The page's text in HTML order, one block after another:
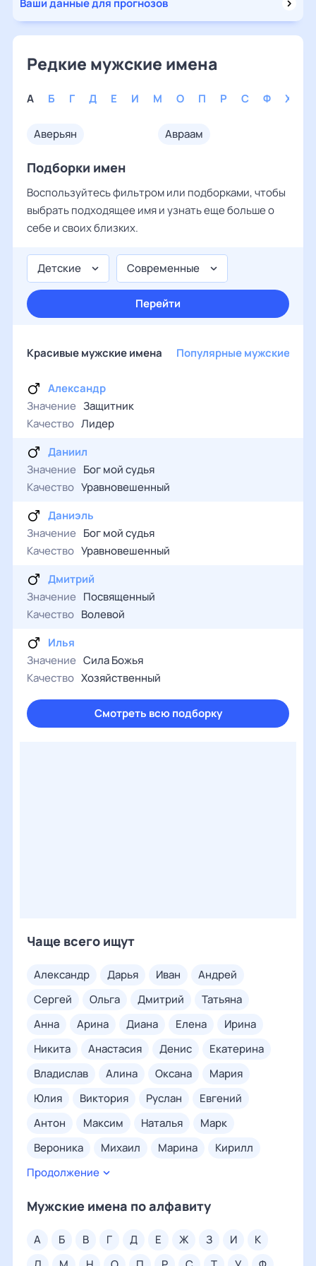
Ваши данные для прогнозов
Редкие мужские имена
А Б Г Д Е И М О П Р С Ф Х
аверьян авраам
Подборки имен
Воспользуйтесь фильтром или подборками, чтобы
выбрать подходящее имя и узнать еще больше о
себе и своих близких.
Детские Современные
Перейти
Красивые мужские имена Популярные мужские
Александр
Значение Защитник
Качество Лидер
Даниил
Значение Бог мой судья
Качество Уравновешенный
Даниэль
Значение Бог мой судья
Качество Уравновешенный
Дмитрий
Значение Посвященный
Качество Волевой
Илья
Значение Сила Божья
Качество Хозяйственный
Смотреть всю подборку
Чаще всего ищут
александр дарья иван
андрей
сергей
ольга дмитрий
татьяна
анна
арина диана елена
ирина
никита
анастасия денис
екатерина
владислав
алина оксана
мария
юлия
виктория руслан
евгений
антон
максим наталья
марк
вероника
михаил марина
кирилл
николай
илья
людмила
ева егор
ксения
Продолжение
Мужские имена по алфавиту
а б в г д е ж з и
к